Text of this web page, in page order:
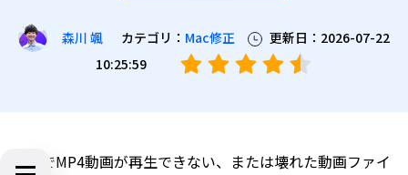
森川 颯 カテゴリ： Mac修正
更新日：2026-07-22
10:25:59
MacでMP4動画が再生できない、または壊れた動画ファイ